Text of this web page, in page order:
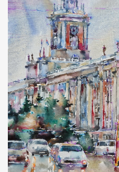
О нас
События
Другие проекты
Rakov
baget